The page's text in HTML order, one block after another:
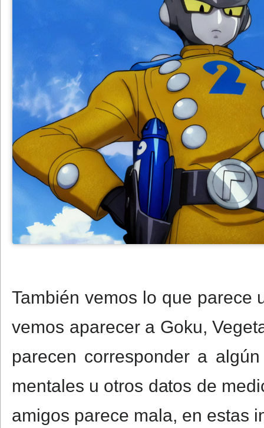
También vemos lo que parece
vemos aparecer a Goku,
parecen corresponder a
mentales u otros datos de
amigos parece mala, en estas